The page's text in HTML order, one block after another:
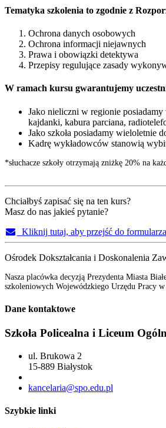
Tematyka szkolenia to zgodnie z
Ochrona danych osobowych
Ochrona informacji niejawnych
Prawa i obowiązki detektywa
Przepisy regulujące zasady
W ramach kursu gwarantujemy
Jako nieliczni w regionie posiadamy
kajdanki, kabura parciana,
Jako szkoła posiadamy wieloletnie
Kadrę wykładowców stanowią
*słuchacze szkoły otrzymają zniżkę 20% na
Chciałbyś zapisać się na ten kurs?
Masz do nas jakieś pytanie?
Kliknij tutaj, aby przejść do
Ośrodek Dokształcania i Doskonalenia
Nasza placówka decyzją Prezydenta Miasta
szkoleniowych Wojewódzkiego Urzędu Pracy w
Dane kontaktowe
Szkoła Policealna i Liceum
ul. Brukowa 2
15-889 Białystok
kancelaria@spo.edu.pl
Szybkie linki